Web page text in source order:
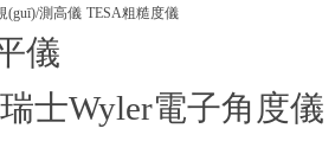
(guī)/測高儀 TESA粗糙度儀
儀
瑞士Wyler電子角度儀